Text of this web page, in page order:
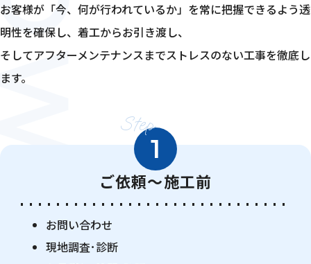
お客様が「今、何が行われているか」を常に把握できるよう透
明性を確保し、着工からお引き渡し、
そしてアフターメンテナンスまでストレスのない工事を徹底し
ます。
Step
1
ご依頼〜施工前
お問い合わせ
現地調査･診断